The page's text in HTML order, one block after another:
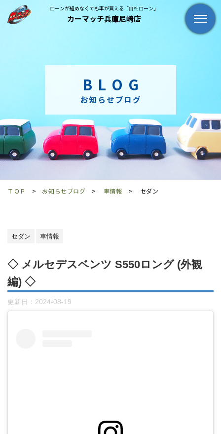
ローンが組めなくても車が買える「自社ローン」
カーマッチ兵庫尼崎店
BLOG
お知らせブログ
ＴＯＰ お知らせブログ 車情報 セダン
セダン 車情報
◇ メルセデスベンツ S550ロング (外観
編) ◇
更新日： 2024-08-19